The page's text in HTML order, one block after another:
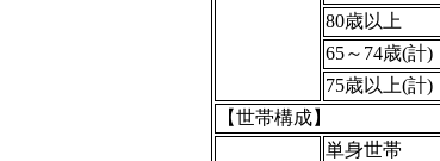
80歳以上
65～74歳(計)
75歳以上(計)
【世帯構成】
単身世帯